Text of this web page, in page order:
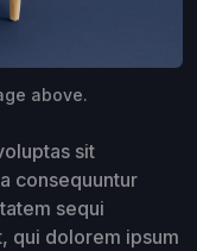
above.
sit
consequuntur
sequi
qui dolorem ipsum